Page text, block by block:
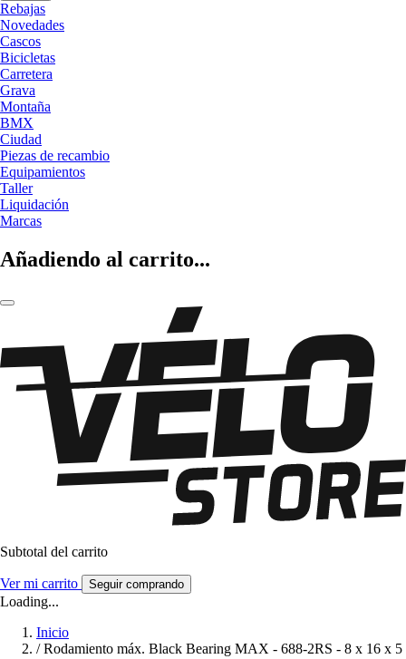
Rebajas
Novedades
Cascos
Bicicletas
Carretera
Grava
Montaña
BMX
Ciudad
Piezas de recambio
Equipamientos
Taller
Liquidación
Marcas
Añadiendo al carrito...
Subtotal del carrito
Ver mi carrito Seguir comprando
Loading...
Inicio
/ Rodamiento máx. Black Bearing MAX - 688-2RS - 8 x 16 x 5